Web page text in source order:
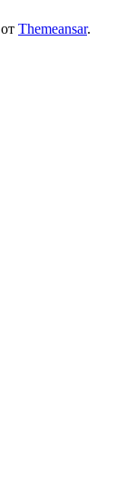
от Themeansar.